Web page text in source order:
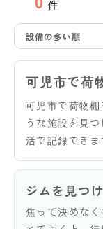
件
設備の多い順
可児市で荷
可児市で荷物
うな施設を見
活で記録できま
ジムを見つ
焦って決めな